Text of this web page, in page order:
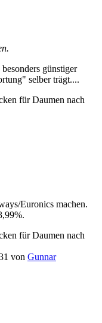
günstiger
selber trägt....
für Daumen nach
Euronics machen.
für Daumen nach
von Gunnar